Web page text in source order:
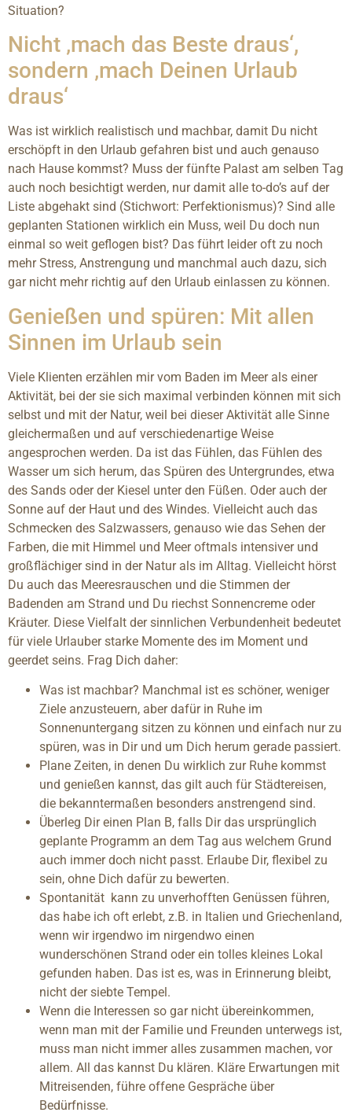
Situation?
Nicht ‚mach das Beste draus‘,
sondern ‚mach Deinen Urlaub
draus‘
Was ist wirklich realistisch und machbar, damit Du nicht
erschöpft in den Urlaub gefahren bist und auch genauso
nach Hause kommst? Muss der fünfte Palast am selben Tag
auch noch besichtigt werden, nur damit alle to-do’s auf der
Liste abgehakt sind (Stichwort: Perfektionismus)? Sind alle
geplanten Stationen wirklich ein Muss, weil Du doch nun
einmal so weit geflogen bist? Das führt leider oft zu noch
mehr Stress, Anstrengung und manchmal auch dazu, sich
gar nicht mehr richtig auf den Urlaub einlassen zu können.
Genießen und spüren: Mit allen
Sinnen im Urlaub sein
Viele Klienten erzählen mir vom Baden im Meer als einer
Aktivität, bei der sie sich maximal verbinden können mit sich
selbst und mit der Natur, weil bei dieser Aktivität alle Sinne
gleichermaßen und auf verschiedenartige Weise
angesprochen werden. Da ist das Fühlen, das Fühlen des
Wasser um sich herum, das Spüren des Untergrundes, etwa
des Sands oder der Kiesel unter den Füßen. Oder auch der
Sonne auf der Haut und des Windes. Vielleicht auch das
Schmecken des Salzwassers, genauso wie das Sehen der
Farben, die mit Himmel und Meer oftmals intensiver und
großflächiger sind in der Natur als im Alltag. Vielleicht hörst
Du auch das Meeresrauschen und die Stimmen der
Badenden am Strand und Du riechst Sonnencreme oder
Kräuter. Diese Vielfalt der sinnlichen Verbundenheit bedeutet
für viele Urlauber starke Momente des im Moment und
geerdet seins. Frag Dich daher:
Was ist machbar? Manchmal ist es schöner, weniger
Ziele anzusteuern, aber dafür in Ruhe im
Sonnenuntergang sitzen zu können und einfach nur zu
spüren, was in Dir und um Dich herum gerade passiert.
Plane Zeiten, in denen Du wirklich zur Ruhe kommst
und genießen kannst, das gilt auch für Städtereisen,
die bekanntermaßen besonders anstrengend sind.
Überleg Dir einen Plan B, falls Dir das ursprünglich
geplante Programm an dem Tag aus welchem Grund
auch immer doch nicht passt. Erlaube Dir, flexibel zu
sein, ohne Dich dafür zu bewerten.
Spontanität kann zu unverhofften Genüssen führen,
das habe ich oft erlebt, z.B. in Italien und Griechenland,
wenn wir irgendwo im nirgendwo einen
wunderschönen Strand oder ein tolles kleines Lokal
gefunden haben. Das ist es, was in Erinnerung bleibt,
nicht der siebte Tempel.
Wenn die Interessen so gar nicht übereinkommen,
wenn man mit der Familie und Freunden unterwegs ist,
muss man nicht immer alles zusammen machen, vor
allem. All das kannst Du klären. Kläre Erwartungen mit
Mitreisenden, führe offene Gespräche über
Bedürfnisse.